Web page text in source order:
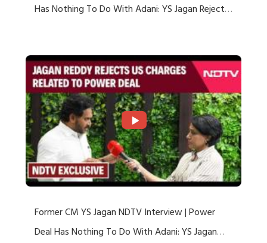
Has Nothing To Do With Adani: YS Jagan Rejects
Former CM YS Jagan NDTV Interview | Power
Deal Has Nothing To Do With Adani: YS Jagan